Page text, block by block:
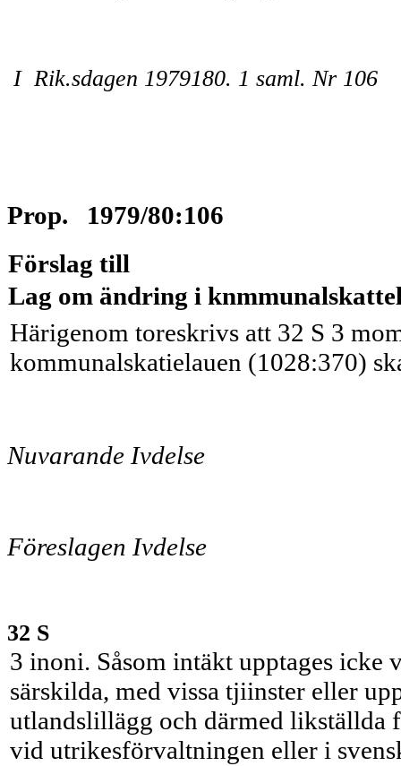
I Rik.sdagen 1979180. 1 saml. Nr 106
Prop. 1979/80:106
Förslag till
Lag om ändring i
Härigenom toreskrivs att 32 S 3
kommunalskatielauen (1028:370)
Nuvarande Ivdelse
Föreslagen Ivdelse
32 S
3 inoni. Såsom intäkt upptages icke
särskilda, med vissa tjiinster eller
utlandslillägg och därmed likställda
vid utrikesförvaltningen eller i